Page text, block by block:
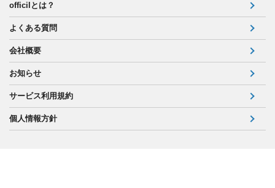
officilとは？
よくある質問
会社概要
お知らせ
サービス利用規約
個人情報方針